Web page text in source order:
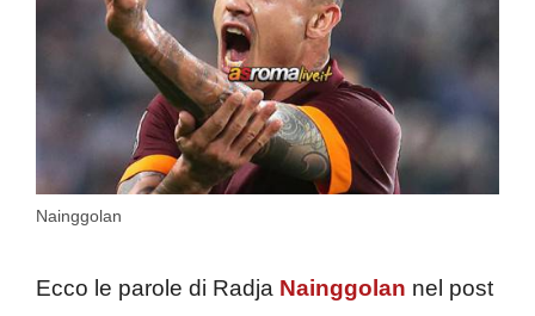
Nainggolan
Ecco le parole di Radja Nainggolan nel post